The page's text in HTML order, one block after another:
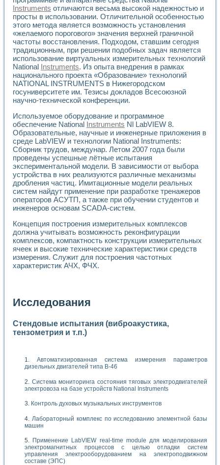
Instruments отличаются весьма высокой надежностью и
просты в использовании. Отличительной особенностью
этого метода является возможность установления
«желаемого порогового» значения верхней граничной
частоты восстановления. Подходом, ставшим сегодня
традиционным, при решении подобных задач является
использование виртуальных измерительных технологий
National Instruments. Из опыта внедрения в рамках
национального проекта «Образование» технологий
NATIONAL INSTRUMENTS в Нижегородском
госуниверситете им. Тезисы докладов Всесоюзной
научно-технической конференции.
Используемое оборудование и программное
обеспечение National Instruments Nl LabVIEW 8.
Образовательные, научные и инженерные приложения в
среде LabVIEW и технологии National Instruments:
Сборник трудов, междунар. Летом 2007 года были
проведены успешные лётные испытания
экспериментальной модели. В зависимости от выбора
устройства в них реализуются различные механизмы
дробления частиц. Имитационные модели реальных
систем найдут применение при разработке тренажеров
операторов АСУТП, а также при обучении студентов и
инженеров основам SCADA-систем.
Концепция построения измерительных комплексов
должна учитывать возможность реконфигурации
комплексов, компактность конструкции измерительных
ячеек и высокие технические характеристики средств
измерения. Служит для построения частотных
характеристик АЧХ, ФЧХ.
Исследования
Стендовые испытания (виброакустика,
тензометрия и т.п.)
Автоматизированная система измерения параметров
дизельных двигателей типа В-46
Система мониторинга состояния тяговых электродвигателей
электровоза на базе устройств National Instruments
Контроль духовых музыкальных инструментов
Лабораторный комплекс по исследованию элементной базы
машин
Применение LabVIEW real-time module для моделирования
электромагнитных процессов с целью отладки систем
управления электрооборудованием на электроподвижном
составе (ЭПС)